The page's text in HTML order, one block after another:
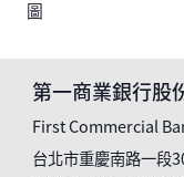
第一商業銀行股
First Commercial
台北市重慶南路一段